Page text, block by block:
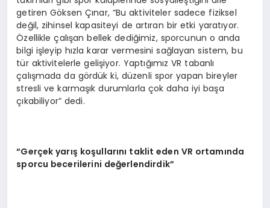
getiren Göksen Çınar, “Bu aktiviteler sadece fiziksel
değil, zihinsel kapasiteyi de artıran bir etki yaratıyor.
Özellikle çalışan bellek dediğimiz, sporcunun o anda
bilgi işleyip hızla karar vermesini sağlayan sistem, bu
tür aktivitelerle gelişiyor. Yaptığımız VR tabanlı
çalışmada da gördük ki, düzenli spor yapan bireyler
stresli ve karmaşık durumlarla çok daha iyi başa
çıkabiliyor” dedi.
“Gerçek yarış koşullarını taklit eden VR ortamında
sporcu becerilerini değerlendirdik”